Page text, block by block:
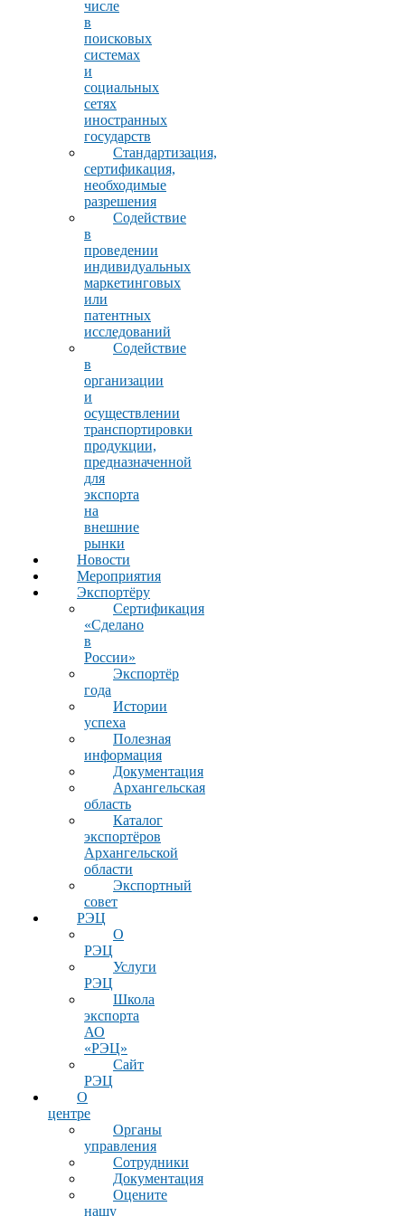
числе
в
поисковых
системах
и
социальных
сетях
иностранных
государств
Стандартизация,
сертификация,
необходимые
разрешения
Содействие
в
проведении
индивидуальных
маркетинговых
или
патентных
исследований
Содействие
в
организации
и
осуществлении
транспортировки
продукции,
предназначенной
для
экспорта
на
внешние
рынки
Новости
Мероприятия
Экспортёру
Сертификация
«Сделано
в
России»
Экспортёр
года
Истории
успеха
Полезная
информация
Документация
Архангельская
область
Каталог
экспортёров
Архангельской
области
Экспортный
совет
РЭЦ
О
РЭЦ
Услуги
РЭЦ
Школа
экспорта
АО
«РЭЦ»
Сайт
РЭЦ
О
центре
Органы
управления
Сотрудники
Документация
Оцените
нашу